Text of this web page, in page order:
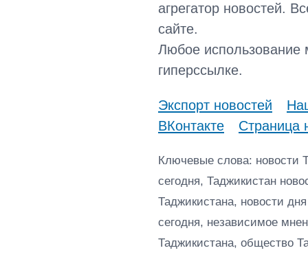
агрегатор новостей.
сайте.
Любое использование
гиперссылке.
Экспорт новостей
ВКонтакте
Страница
Ключевые слова: новости
сегодня, Таджикистан
Таджикистана, новости
сегодня, независимое
Таджикистана, общество